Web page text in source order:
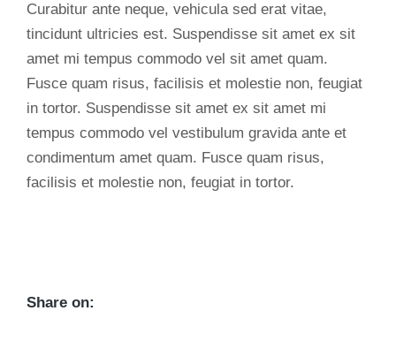
Curabitur ante neque, vehicula sed erat vitae,
tincidunt ultricies est. Suspendisse sit amet ex sit
amet mi tempus commodo vel sit amet quam.
Fusce quam risus, facilisis et molestie non, feugiat
in tortor. Suspendisse sit amet ex sit amet mi
tempus commodo vel vestibulum gravida ante et
condimentum amet quam. Fusce quam risus,
facilisis et molestie non, feugiat in tortor.
Share on: